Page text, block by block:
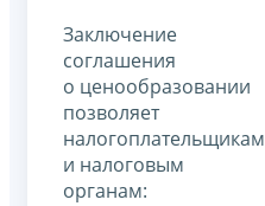
Заключение
соглашения
о ценообразовании
позволяет
налогоплательщикам
и налоговым
органам: